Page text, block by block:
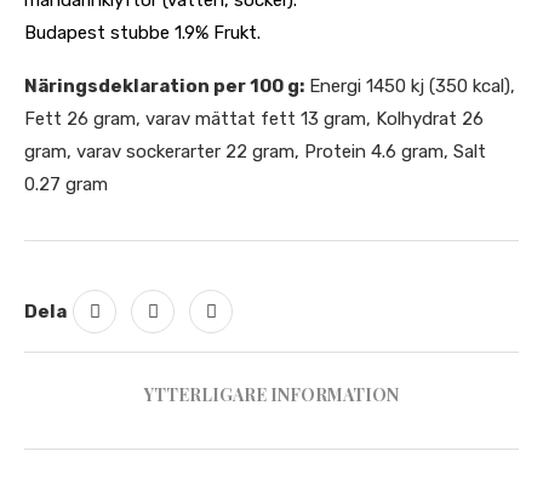
Budapest stubbe 1.9% Frukt.
Näringsdeklaration per 100 g: Energi 1450 kj (350 kcal),
Fett 26 gram, varav mättat fett 13 gram, Kolhydrat 26
gram, varav sockerarter 22 gram, Protein 4.6 gram, Salt
0.27 gram
Dela
YTTERLIGARE INFORMATION